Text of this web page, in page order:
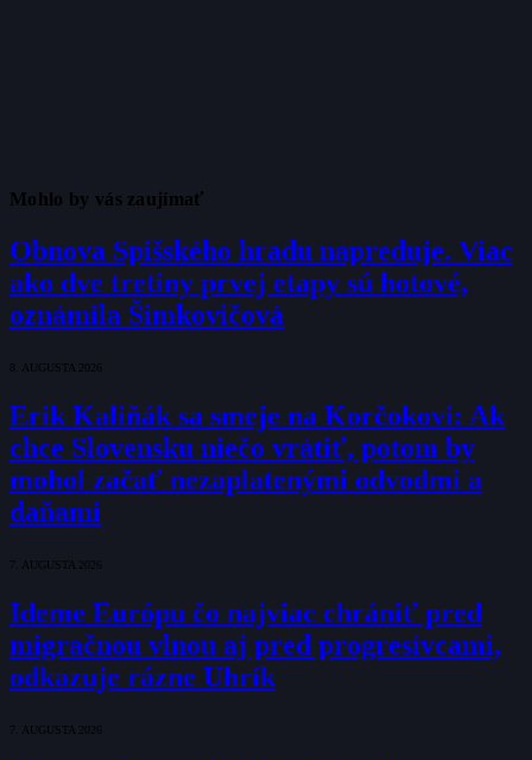
Mohlo by vás zaujímať
Obnova Spišského hradu napreduje. Viac
ako dve tretiny prvej etapy sú hotové,
oznámila Šimkovičová
8. AUGUSTA 2026
Erik Kaliňák sa smeje na Korčokovi: Ak
chce Slovensku niečo vrátiť, potom by
mohol začať nezaplatenými odvodmi a
daňami
7. AUGUSTA 2026
Ideme Európu čo najviac chrániť pred
migračnou vlnou aj pred progresívcami,
odkazuje rázne Uhrík
7. AUGUSTA 2026